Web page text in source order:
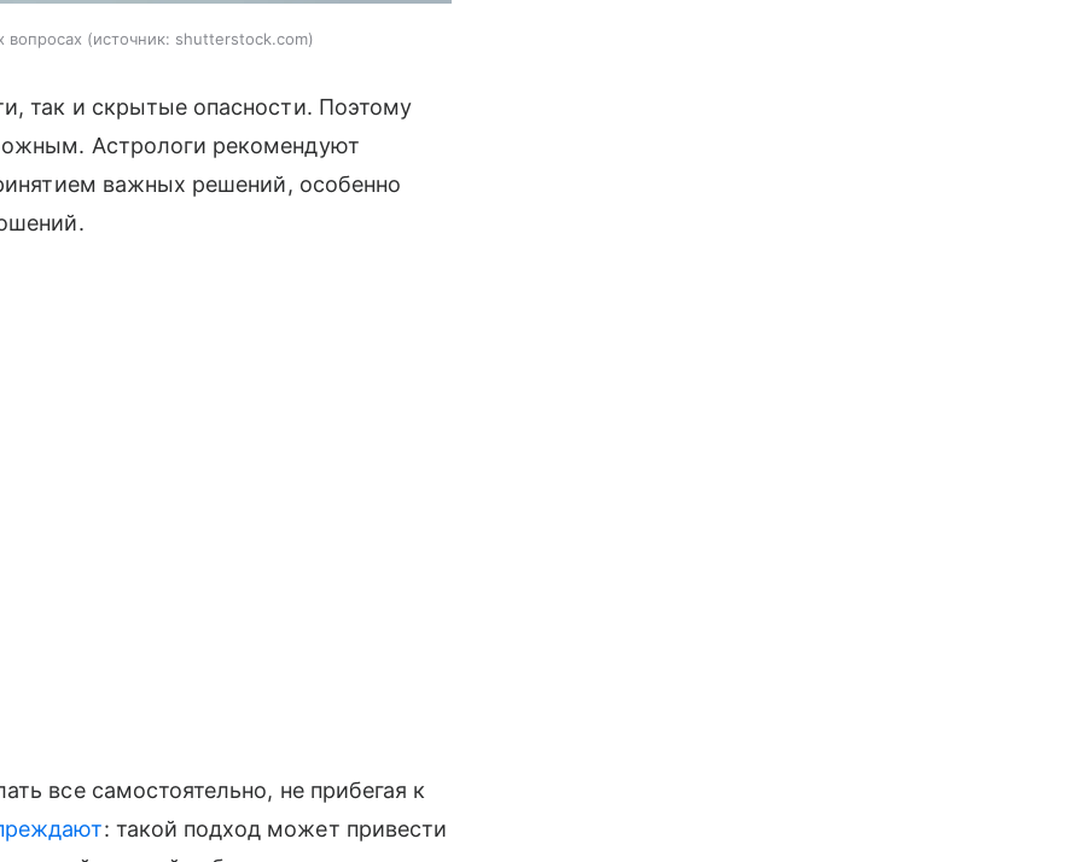
вопросах источник: shutterstock.com
так и скрытые опасности. Поэтому
Астрологи рекомендуют
важных решений, особенно
все самостоятельно, не прибегая к
: такой подход может привести